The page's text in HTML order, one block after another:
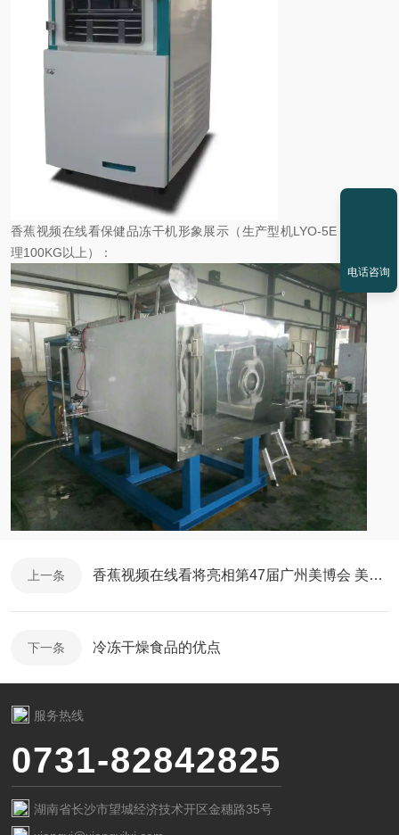
香蕉视频在线看保健品冻干机形象展示（生产型机LYO-5E，一批处
理100KG以上）：
上一条 香蕉视频在线看将亮相第47届广州美博会 美容冻干系统值得关注
下一条 冷冻干燥食品的优点
服务热线
0731-82842825
湖南省长沙市望城经济技术开区金穗路35号
电话咨询